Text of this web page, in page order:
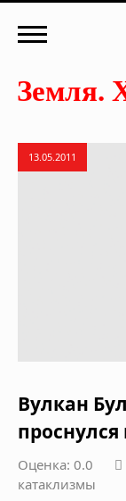
13.05.2011
Вулкан
Оценка: 0.0
катаклизмы